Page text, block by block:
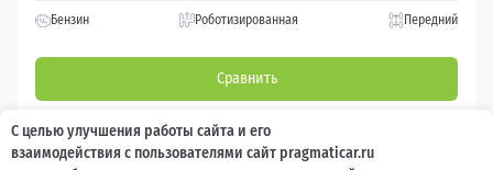
Бензин Роботизированная Передний
Сравнить
Подробнее
С целью улучшения работы сайта и его
взаимодействия с пользователями сайт pragmaticar.ru